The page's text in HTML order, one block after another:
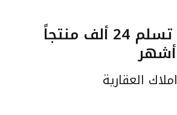
وزارة الإسكان تسلم 24 ألف منتجاً
املاك العقارية